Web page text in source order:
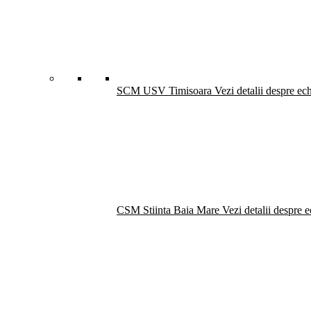
SCM USV Timisoara Vezi detalii despre
CSM Stiinta Baia Mare Vezi detalii despre